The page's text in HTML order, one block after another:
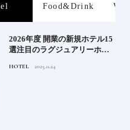
Food&Drink
2026年度 開業の新規ホテル15
選注目のラグジュアリーホテ
ィホテルまでご紹介【前編】
HOTEL 2025.11.24